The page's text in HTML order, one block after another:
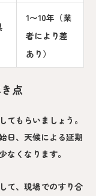
1〜10年（業
者により差
あり）
点
てもらいましょう。
日、天候による延期
なくなります。
て、現場でのすり合